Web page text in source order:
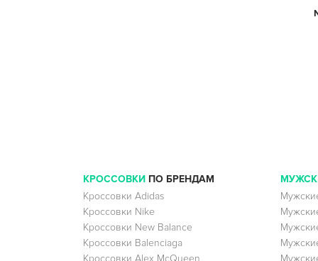
КРОССОВКИ ПО БРЕНДАМ
Кроссовки Adidas
Кроссовки Nike
Кроссовки New Balance
Кроссовки Balenciaga
Кроссовки Alex McQueen